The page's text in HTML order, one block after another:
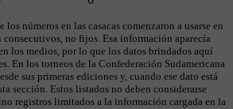
los números en las casacas comenzaron a usarse en
consecutivos, no fijos. Esa información aparecía
los medios, por lo que los datos brindados aquí
En los torneos de la Confederación Sudamericana
sus primeras ediciones y, cuando ese dato está
sección. Estos listados no deben considerarse
registros limitados a la información cargada en la